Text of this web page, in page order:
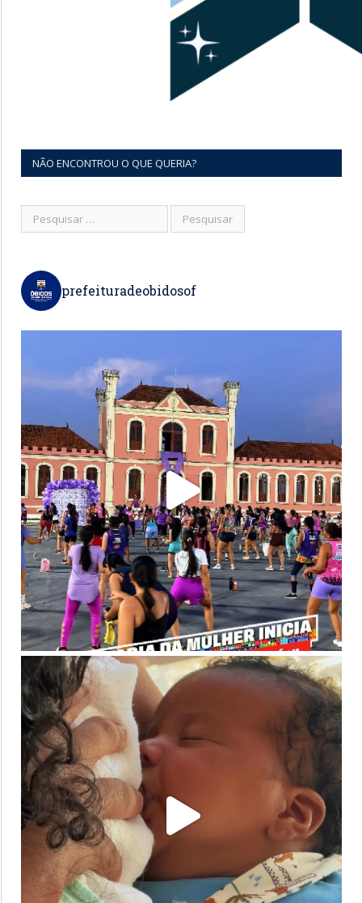
NÃO ENCONTROU O QUE QUERIA?
prefeituradeobidosof